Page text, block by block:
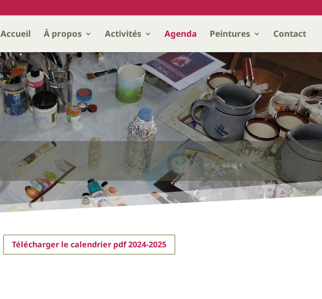
Accueil À propos Activités Agenda Peintures Contact
Télécharger le calendrier pdf 2024-2025